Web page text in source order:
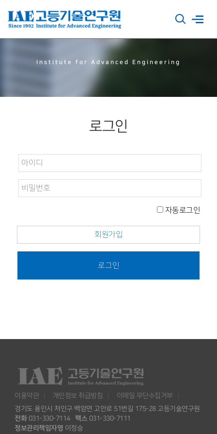
Institute for Advanced Engineering
로그인
자동로그인
회원가입
로그인
이용약관 개인정보 취급방침
이메일 무단수집거부
경기도 용인시 처인구 백암면 고안로 51번길 175-28 고등기술연구원
전화031-330-7114 팩스031-330-7111
정보관리책임자명 이정승